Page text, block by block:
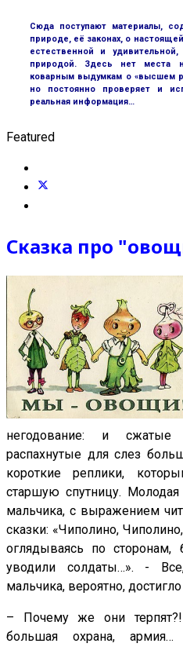
Сюда поступают материалы,
природе, её законах, о
естественной и
природой. Здесь нет места
коварным выдумкам о «высшем
но постоянно проверяет и
реальная информация…
Featured
Сказка про
негодование: и
распахнутые для слез
короткие реплики,
старшую спутницу.
мальчика, с выражением
сказки: «Чиполино,
оглядываясь по сторонам,
уводили солдаты…». -
мальчика, вероятно,
– Почему же они
большая охрана,